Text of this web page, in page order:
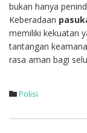
bukan hanya
Keberadaan
memiliki kekuatan
tantangan
rasa aman bagi
Polisi